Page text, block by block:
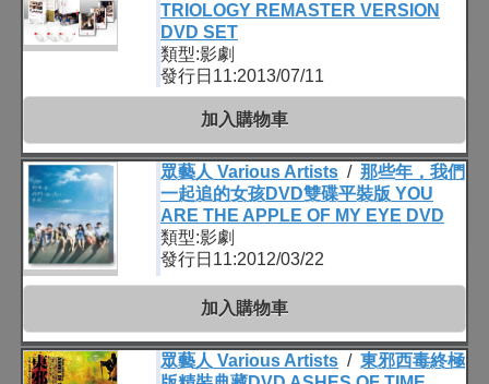
TRIOLOGY REMASTER VERSION
DVD SET
類型:影劇
發行日11:2013/07/11
加入購物車
眾藝人 Various Artists / 那些年，我們
一起追的女孩DVD雙碟平裝版 YOU
ARE THE APPLE OF MY EYE DVD
類型:影劇
發行日11:2012/03/22
加入購物車
眾藝人 Various Artists / 東邪西毒終極